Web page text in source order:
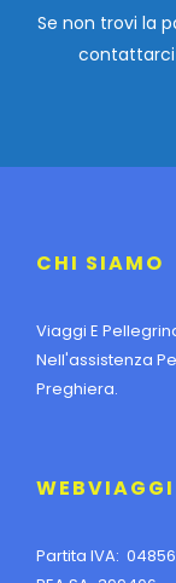
Se non trovi la
CHI SIAMO
Viaggi E
Nell'assistenza
Preghiera.
WEBVIAGGI
Partita IVA: